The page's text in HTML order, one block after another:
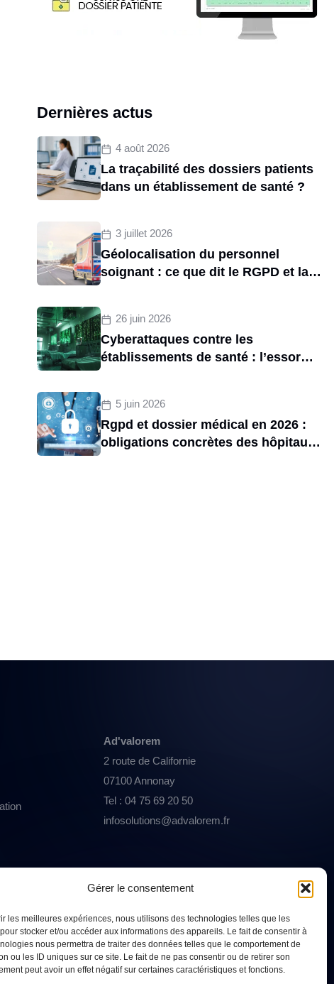
Gérer le consentement
les meilleures expériences, nous utilisons des technologies telles que les
stocker et/ou accéder aux informations des appareils. Le fait de consentir à
nous permettra de traiter des données telles que le comportement de
ou les ID uniques sur ce site. Le fait de ne pas consentir ou de retirer son
peut avoir un effet négatif sur certaines caractéristiques et fonctions.
Dernières actus
4 août 2026
La traçabilité des dossiers patients
dans un établissement de santé ?
3 juillet 2026
Géolocalisation du personnel
soignant : ce que dit le RGPD et la
26 juin 2026
Cyberattaques contre les
établissements de santé : l’essor
5 juin 2026
Rgpd et dossier médical en 2026 :
obligations concrètes des hôpitaux
Ad'valorem
2 route de Californie
07100 Annonay
Tel : 04 75 69 20 50
infosolutions@advalorem.fr